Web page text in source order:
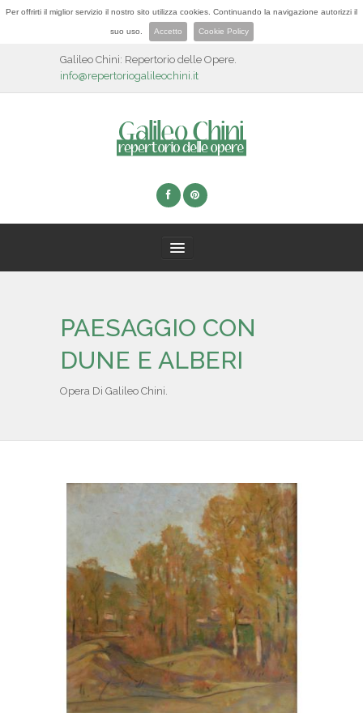
Per offrirti il miglior servizio il nostro sito utilizza cookies. Continuando la navigazione autorizzi il
suo uso. Accetto Cookie Policy
Galileo Chini: Repertorio delle Opere.
info@repertoriogalileochini.it
BIOGRAFIA
CONTATTI
PAESAGGIO CON
DUNE E ALBERI
Opera Di Galileo Chini.